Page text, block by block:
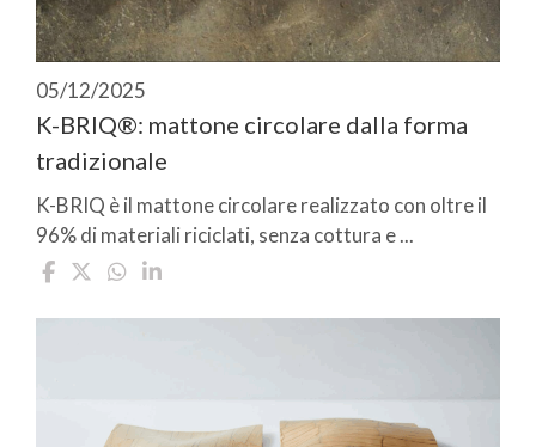
05/12/2025
K-BRIQ®: mattone circolare dalla forma
tradizionale
K-BRIQ è il mattone circolare realizzato con oltre il
96% di materiali riciclati, senza cottura e ...